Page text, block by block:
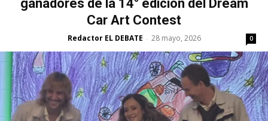
ganadores de la 14° edición del Dream
Car Art Contest
Redactor EL DEBATE - 28 mayo, 2026 0